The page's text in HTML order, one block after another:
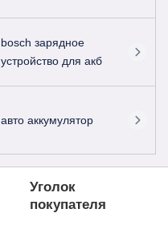
bosch зарядное
устройство для акб
авто аккумулятор
Уголок
покупателя